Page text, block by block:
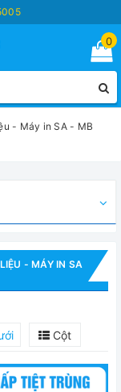
0
- Máy in SA - MB
- MÁY IN SA
Cột